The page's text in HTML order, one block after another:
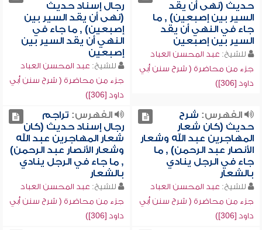
حديث (نهى أن يقد
السير بين إصبعين) , ما
جاء في النهي أن يقد
السير بين إصبعين
للشيخ: عبد المحسن العباد
جزء من محاضرة ( شرح سنن أبي
داود [306])
رجال إسناد حديث
(نهى أن يقد السير بين
إصبعين) , ما جاء في
النهي أن يقد السير بين
إصبعين
للشيخ: عبد المحسن العباد
جزء من محاضرة ( شرح سنن أبي
داود [306])
الفهرس: شرح
حديث (كان شعار
المهاجرين عبد الله وشعار
الأنصار عبد الرحمن) , ما
جاء في الرجل ينادي
بالشعار
للشيخ: عبد المحسن العباد
جزء من محاضرة ( شرح سنن أبي
داود [306])
الفهرس: تراجم
رجال إسناد حديث (كان
شعار المهاجرين عبد الله
وشعار الأنصار عبد الرحمن)
, ما جاء في الرجل ينادي
بالشعار
للشيخ: عبد المحسن العباد
جزء من محاضرة ( شرح سنن أبي
داود [306])